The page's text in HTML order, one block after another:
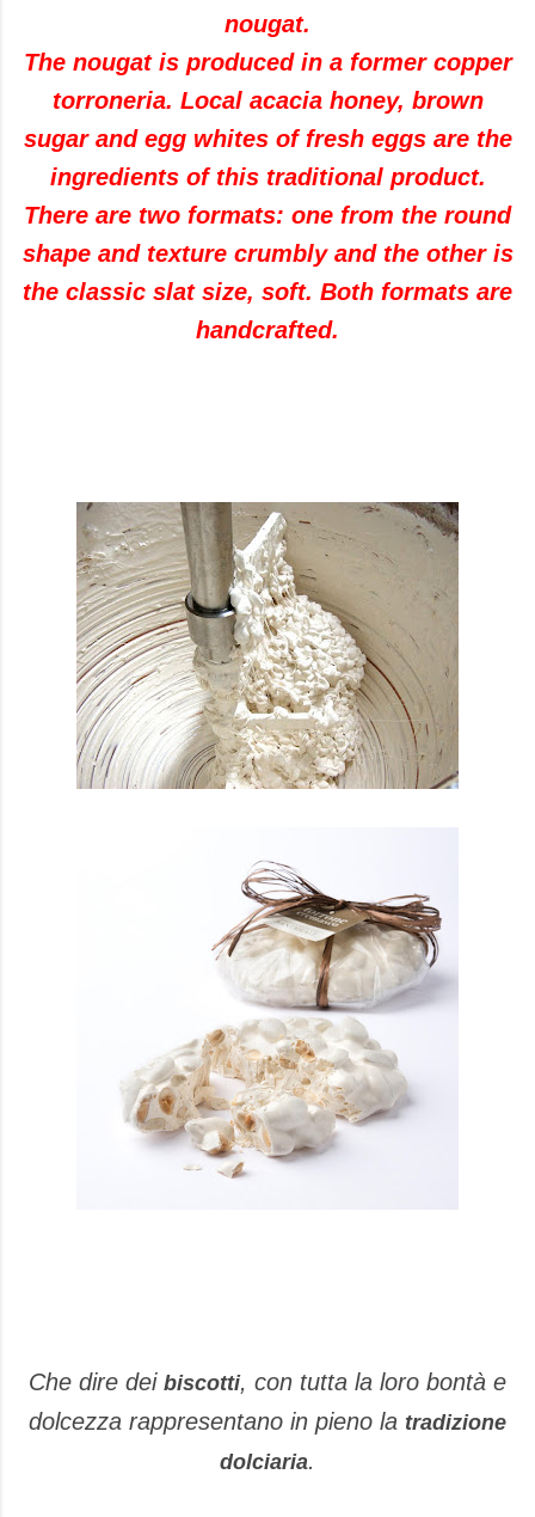
nougat.
The nougat is produced in a former copper
torroneria. Local acacia honey, brown
sugar and egg whites of fresh eggs are the
ingredients of this traditional product.
There are two formats: one from the round
shape and texture crumbly and the other is
the classic slat size, soft. Both formats are
handcrafted.
Che dire dei biscotti, con tutta la loro bontà e
dolcezza rappresentano in pieno la tradizione
dolciaria.